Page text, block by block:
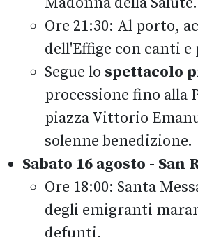
Ore 21:30: Al porto,
dell'Effige con canti e
Segue lo spettacolo
processione fino alla
piazza Vittorio
solenne benedizione.
Sabato 16 agosto - San
Ore 18:00: Santa
degli emigranti
defunti.